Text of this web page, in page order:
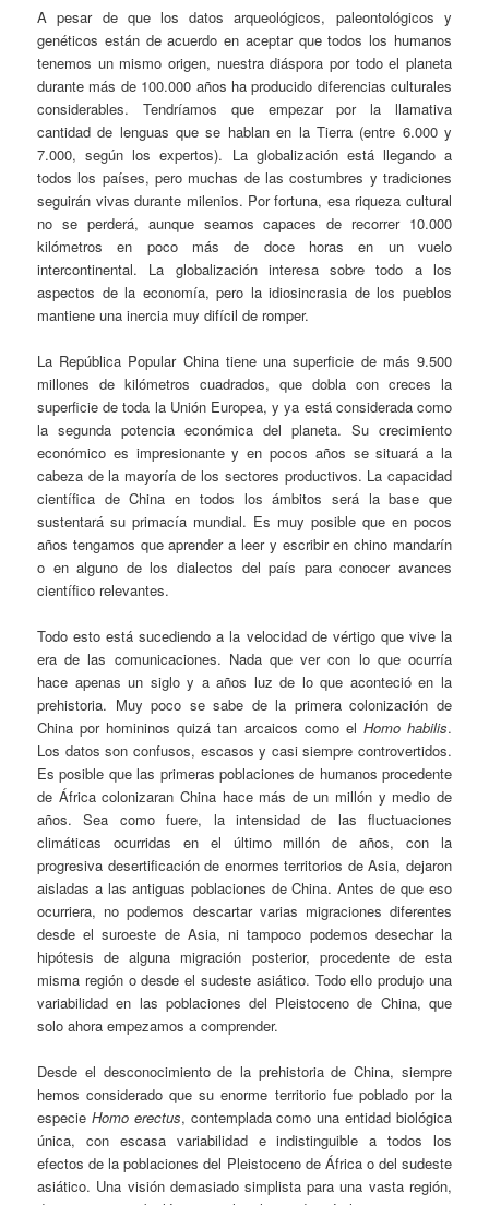
A pesar de que los datos arqueológicos, paleontológicos y
genéticos están de acuerdo en aceptar que todos los humanos
tenemos un mismo origen, nuestra diáspora por todo el planeta
durante más de 100.000 años ha producido diferencias culturales
considerables. Tendríamos que empezar por la llamativa
cantidad de lenguas que se hablan en la Tierra (entre 6.000 y
7.000, según los expertos). La globalización está llegando a
todos los países, pero muchas de las costumbres y tradiciones
seguirán vivas durante milenios. Por fortuna, esa riqueza cultural
no se perderá, aunque seamos capaces de recorrer 10.000
kilómetros en poco más de doce horas en un vuelo
intercontinental. La globalización interesa sobre todo a los
aspectos de la economía, pero la idiosincrasia de los pueblos
mantiene una inercia muy difícil de romper.
La República Popular China tiene una superficie de más 9.500
millones de kilómetros cuadrados, que dobla con creces la
superficie de toda la Unión Europea, y ya está considerada como
la segunda potencia económica del planeta. Su crecimiento
económico es impresionante y en pocos años se situará a la
cabeza de la mayoría de los sectores productivos. La capacidad
científica de China en todos los ámbitos será la base que
sustentará su primacía mundial. Es muy posible que en pocos
años tengamos que aprender a leer y escribir en chino mandarín
o en alguno de los dialectos del país para conocer avances
científico relevantes.
Todo esto está sucediendo a la velocidad de vértigo que vive la
era de las comunicaciones. Nada que ver con lo que ocurría
hace apenas un siglo y a años luz de lo que aconteció en la
prehistoria. Muy poco se sabe de la primera colonización de
China por homininos quizá tan arcaicos como el Homo habilis.
Los datos son confusos, escasos y casi siempre controvertidos.
Es posible que las primeras poblaciones de humanos procedente
de África colonizaran China hace más de un millón y medio de
años. Sea como fuere, la intensidad de las fluctuaciones
climáticas ocurridas en el último millón de años, con la
progresiva desertificación de enormes territorios de Asia, dejaron
aisladas a las antiguas poblaciones de China. Antes de que eso
ocurriera, no podemos descartar varias migraciones diferentes
desde el suroeste de Asia, ni tampoco podemos desechar la
hipótesis de alguna migración posterior, procedente de esta
misma región o desde el sudeste asiático. Todo ello produjo una
variabilidad en las poblaciones del Pleistoceno de China, que
solo ahora empezamos a comprender.
Desde el desconocimiento de la prehistoria de China, siempre
hemos considerado que su enorme territorio fue poblado por la
especie Homo erectus, contemplada como una entidad biológica
única, con escasa variabilidad e indistinguible a todos los
efectos de la poblaciones del Pleistoceno de África o del sudeste
asiático. Una visión demasiado simplista para una vasta región,